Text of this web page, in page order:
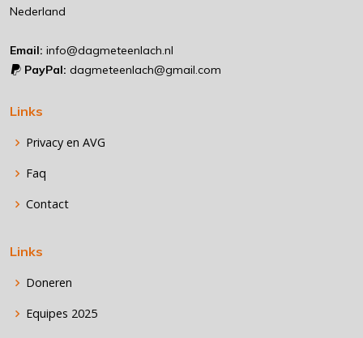
Nederland
Email: info@dagmeteenlach.nl
PayPal: dagmeteenlach@gmail.com
Links
Privacy en AVG
Faq
Contact
Links
Doneren
Equipes 2025